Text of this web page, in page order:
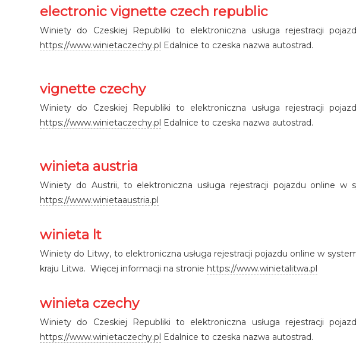
electronic vignette czech republic
Winiety do Czeskiej Republiki to elektroniczna usługa rejestracji
https://www.winietaczechy.pl Edalnice to czeska nazwa autostrad.
vignette czechy
Winiety do Czeskiej Republiki to elektroniczna usługa rejestracji
https://www.winietaczechy.pl Edalnice to czeska nazwa autostrad.
winieta austria
Winiety do Austrii, to elektroniczna usługa rejestracji pojazdu online
https://www.winietaaustria.pl
winieta lt
Winiety do Litwy, to elektroniczna usługa rejestracji pojazdu online w
kraju Litwa. Więcej informacji na stronie https://www.winietalitwa.pl
winieta czechy
Winiety do Czeskiej Republiki to elektroniczna usługa rejestracji
https://www.winietaczechy.pl Edalnice to czeska nazwa autostrad.